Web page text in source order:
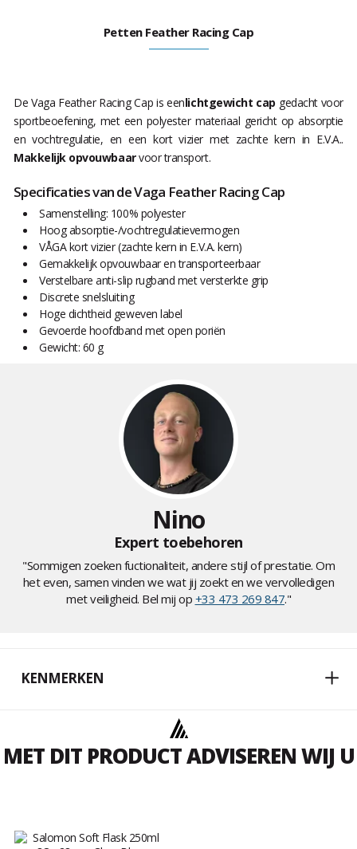
Petten Feather Racing Cap
De Vaga Feather Racing Cap is eenlichtgewicht cap gedacht voor
sportbeoefening, met een polyester materiaal gericht op absorptie
en vochtregulatie, en een kort vizier met zachte kern in E.V.A..
Makkelijk opvouwbaarvoor transport.
Specificaties van de Vaga Feather Racing Cap
Samenstelling: 100% polyester
Hoog absorptie-/vochtregulatievermogen
VÅGA kort vizier (zachte kern in E.V.A. kern)
Gemakkelijk opvouwbaar en transporteerbaar
Verstelbare anti-slip rugband met versterkte grip
Discrete snelsluiting
Hoge dichtheid geweven label
Gevoerde hoofdband met open poriën
Gewicht: 60 g
Nino
Expert toebehoren
"Sommigen zoeken fuctionaliteit, andere stijl of prestatie. Om
het even, samen vinden we wat jij zoekt en we vervolledigen
met veiligheid. Bel mij op +33 473 269 847."
KENMERKEN
MET DIT PRODUCT ADVISEREN WIJ U